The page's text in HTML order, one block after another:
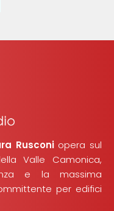
Rusconiopera sul
Valle Camonica,
e la massima
per edifici